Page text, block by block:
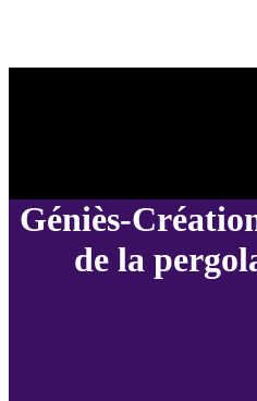
Géniès-
de la